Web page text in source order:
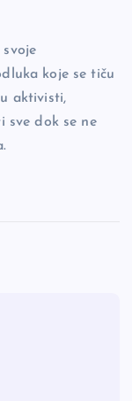
koje se tiču
aktivisti,
sve dok se ne